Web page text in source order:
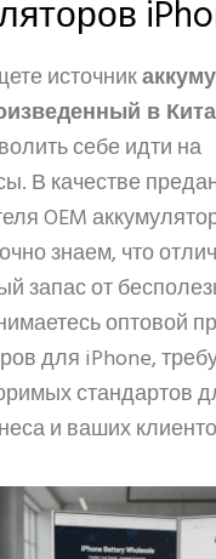
источник
в
себе идти на
В качестве
OEM
знаем, что
запас от
оптовой
для iPhone,
стандартов
и ваших